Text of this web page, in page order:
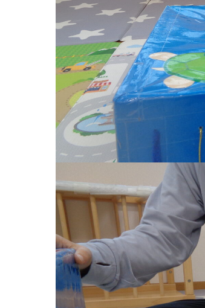
お知らせ
園のこと
安⼼・安全対策
課外教室
理事長のことば
グループ施設・
関係先リンク
学校法⼈鴨⾕学園 鳳幼稚園
学校法⼈諏訪森学園 諏訪森幼稚園
⼤阪府私⽴幼稚園連盟